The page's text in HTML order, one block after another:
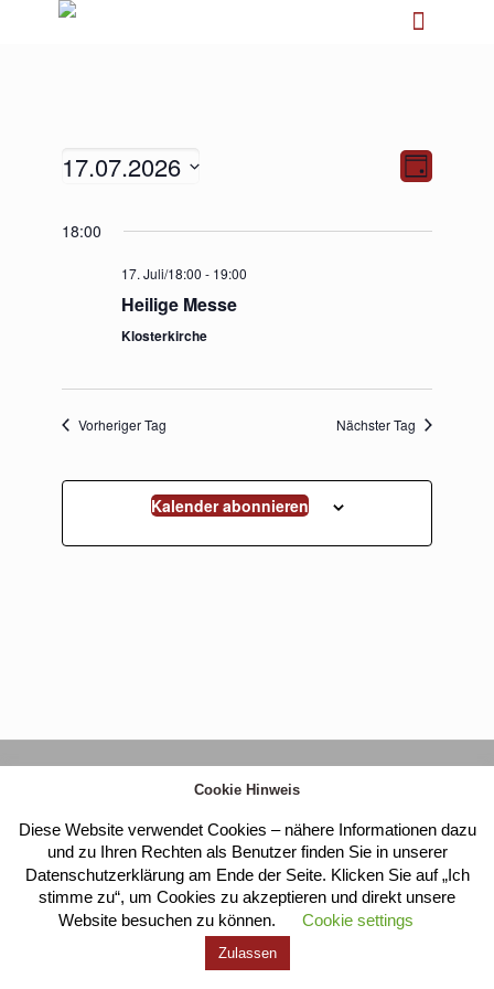
Ansichten-
Navigation
Ansichten-
Tag
17.07.2026
wählen.
18:00
17. Juli/18:00 - 19:00
Heilige Messe
Klosterkirche
Vorheriger Tag Nächster Tag
Kalender abonnieren
Kloster Heilig Kreuz |Impressum
Cookie Hinweis
Diese Website verwendet Cookies – nähere Informationen dazu
und zu Ihren Rechten als Benutzer finden Sie in unserer
Datenschutzerklärung am Ende der Seite. Klicken Sie auf „Ich
stimme zu“, um Cookies zu akzeptieren und direkt unsere
Website besuchen zu können.
Cookie settings
Zulassen